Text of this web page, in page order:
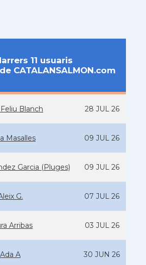
11 usuaris
CATALANSALMON.com
Blanch 28 JUL 26
Masalles 09 JUL 26
Garcia (Pluges) 09 JUL 26
G. 07 JUL 26
Arribas 03 JUL 26
Ada A 30 JUN 26